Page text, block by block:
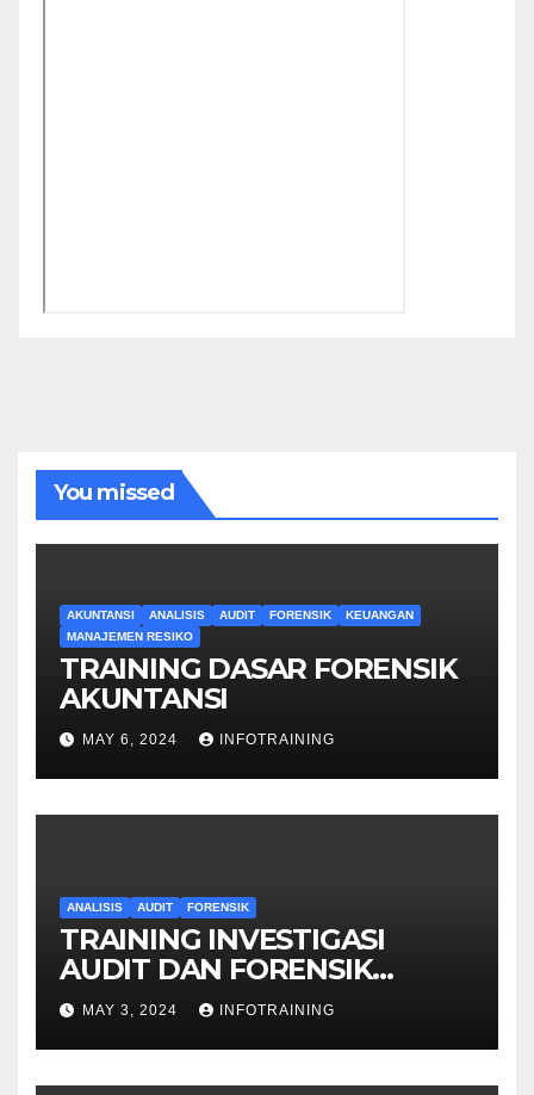
You missed
AKUNTANSI ANALISIS AUDIT FORENSIK
KEUANGAN
MANAJEMEN RESIKO
TRAINING DASAR FORENSIK
AKUNTANSI
MAY 6, 2024 INFOTRAINING
ANALISIS AUDIT FORENSIK
TRAINING INVESTIGASI
AUDIT DAN FORENSIK
KEUANGAN
MAY 3, 2024 INFOTRAINING